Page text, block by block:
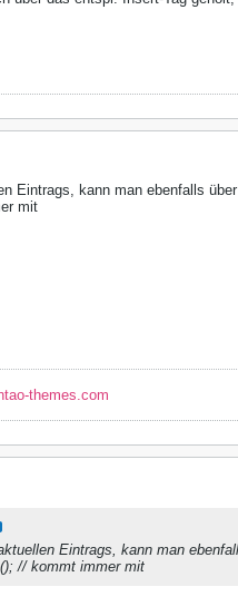
Eintrags, kann man ebenfalls
mit
themes.com
Eintrags, kann man
// kommt immer mit